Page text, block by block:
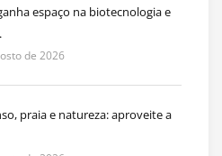
espaço na biotecnologia e
de 2026
praia e natureza: aproveite a